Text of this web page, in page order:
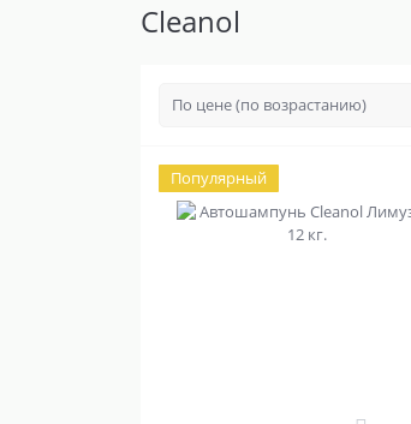
Cleanol
Популярный